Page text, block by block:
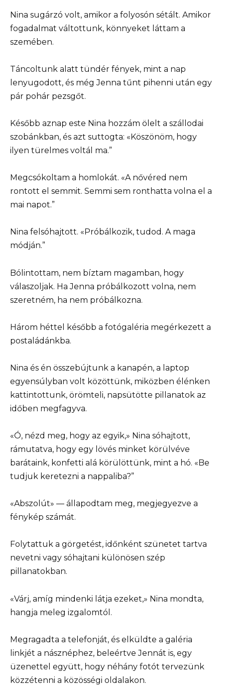
Nina sugárzó volt, amikor a folyosón sétált. Amikor
fogadalmat váltottunk, könnyeket láttam a
szemében.
Táncoltunk alatt tündér fények, mint a nap
lenyugodott, és még Jenna tűnt pihenni után egy
pár pohár pezsgőt.
Később aznap este Nina hozzám ölelt a szállodai
szobánkban, és azt suttogta: «Köszönöm, hogy
ilyen türelmes voltál ma.”
Megcsókoltam a homlokát. «A nővéred nem
rontott el semmit. Semmi sem ronthatta volna el a
mai napot.”
Nina felsóhajtott. «Próbálkozik, tudod. A maga
módján.”
Bólintottam, nem bíztam magamban, hogy
válaszoljak. Ha Jenna próbálkozott volna, nem
szeretném, ha nem próbálkozna.
Három héttel később a fotógaléria megérkezett a
postaládánkba.
Nina és én összebújtunk a kanapén, a laptop
egyensúlyban volt közöttünk, miközben élénken
kattintottunk, örömteli, napsütötte pillanatok az
időben megfagyva.
«Ó, nézd meg, hogy az egyik,» Nina sóhajtott,
rámutatva, hogy egy lövés minket körülvéve
barátaink, konfetti alá körülöttünk, mint a hó. «Be
tudjuk keretezni a nappaliba?”
«Abszolút» — állapodtam meg, megjegyezve a
fénykép számát.
Folytattuk a görgetést, időnként szünetet tartva
nevetni vagy sóhajtani különösen szép
pillanatokban.
«Várj, amíg mindenki látja ezeket,» Nina mondta,
hangja meleg izgalomtól.
Megragadta a telefonját, és elküldte a galéria
linkjét a násznéphez, beleértve Jennát is, egy
üzenettel együtt, hogy néhány fotót tervezünk
közzétenni a közösségi oldalakon.